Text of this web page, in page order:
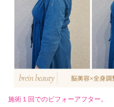
施術１回でのビフォーアフター。